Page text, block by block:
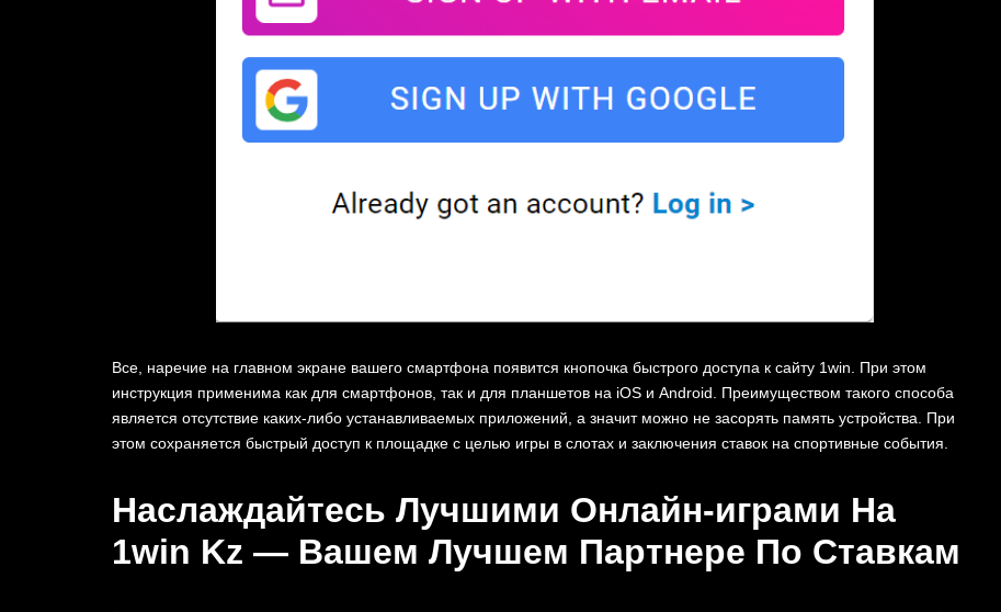
Все, наречие на главном экране вашего смартфона появится кнопочка быстрого доступа к сайту 1win. При этом
инструкция применима как для смартфонов, так и для планшетов на iOS и Android. Преимуществом такого способа
является отсутствие каких-либо устанавливаемых приложений, а значит можно не засорять память устройства. При
этом сохраняется быстрый доступ к площадке с целью игры в слотах и заключения ставок на спортивные события.
Наслаждайтесь Лучшими Онлайн-играми На
1win Kz — Вашем Лучшем Партнере По Ставкам